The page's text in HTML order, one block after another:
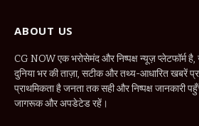
ABOUT US
CG NOW एक भरोसेमंद और निष्पक्ष न्यूज़ प्लेटफॉर्म
दुनिया भर की ताज़ा, सटीक और तथ्य-आधारित खबरें
प्राथमिकता है जनता तक सही और निष्पक्ष जानकारी
जागरूक और अपडेटेड रहें।